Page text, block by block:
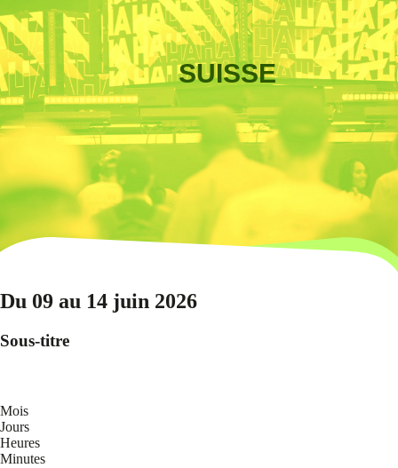
SUISSE
Du 09 au 14 juin 2026
Sous-titre
Mois
Jours
Heures
Minutes